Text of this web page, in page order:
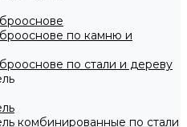
по камню и
по стали и дереву
комбинированные по стали